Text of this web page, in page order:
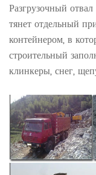
Разгрузочный
тянет отдельный
контейнером, в
строительный
клинкеры, снег,